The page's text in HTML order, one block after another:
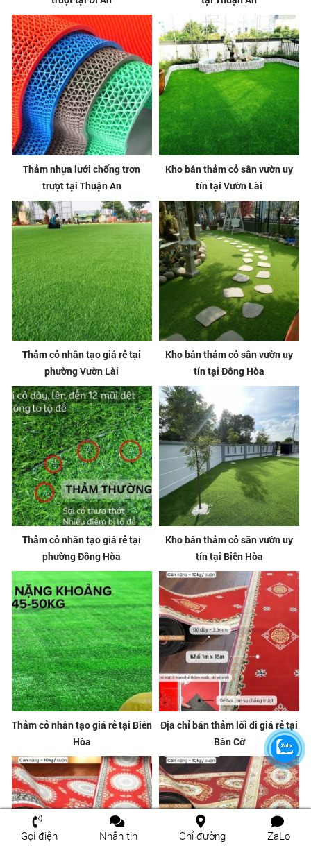
Thảm nhựa lưới chống trơn
trượt tại Thuận An
Kho bán thảm cỏ sân vườn uy
tín tại Vườn Lài
Thảm cỏ nhân tạo giá rẻ tại
phường Vườn Lài
Kho bán thảm cỏ sân vườn uy
tín tại Đông Hòa
Thảm cỏ nhân tạo giá rẻ tại
phường Đông Hòa
Kho bán thảm cỏ sân vườn uy
tín tại Biên Hòa
Thảm cỏ nhân tạo giá rẻ tại Biên
Hòa
Địa chỉ bán thảm lối đi giá rẻ tại
Bàn Cờ
Gọi điện Nhắn tin Chỉ đường ZaLo